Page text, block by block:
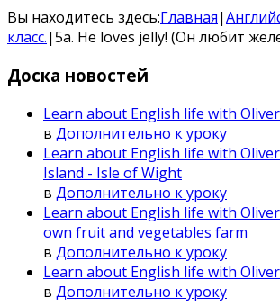
Вы находитесь здесь:Главная|
класс.|5а. Не loves jelly! (Он любит
Доска новостей
Learn about English life with
в Дополнительно к уроку
Learn about English life with
Island - Isle of Wight
в Дополнительно к уроку
Learn about English life with
own fruit and vegetables farm
в Дополнительно к уроку
Learn about English life with
в Дополнительно к уроку